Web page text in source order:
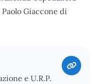
Giaccone di
e U.R.P.